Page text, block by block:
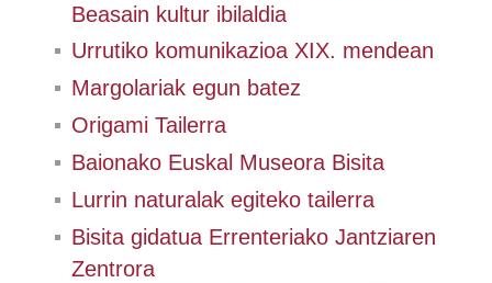
Beasain kultur ibilaldia
Urrutiko komunikazioa XIX. mendean
Margolariak egun batez
Origami Tailerra
Baionako Euskal Museora Bisita
Lurrin naturalak egiteko tailerra
Bisita gidatua Errenteriako Jantziaren
Zentrora